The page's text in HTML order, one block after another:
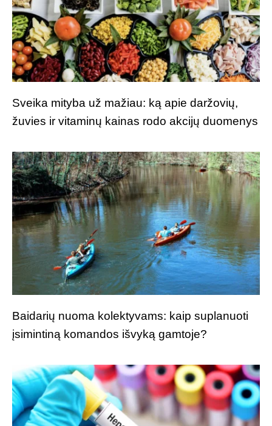
Sveika mityba už mažiau: ką apie daržovių,
žuvies ir vitaminų kainas rodo akcijų duomenys
Baidarių nuoma kolektyvams: kaip suplanuoti
įsimintiną komandos išvyką gamtoje?